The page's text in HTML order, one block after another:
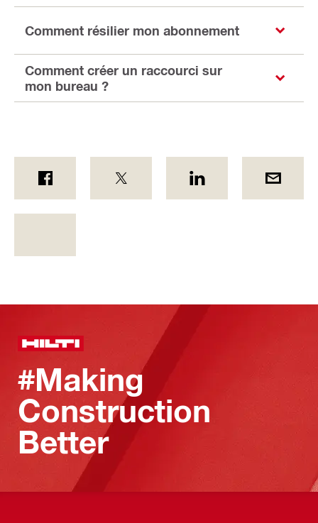
Comment résilier mon abonnement
Comment créer un raccourci sur
mon bureau ?
#Making
Construction
Better